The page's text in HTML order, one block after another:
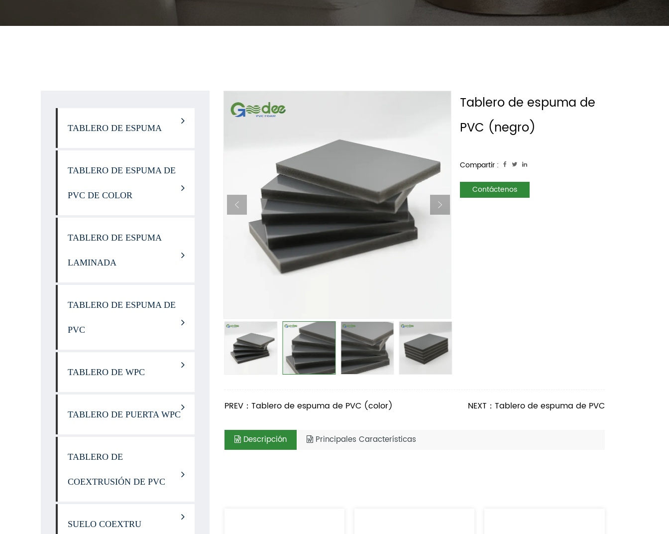
TABLERO DE ESPUMA
TABLERO DE ESPUMA DE
PVC DE COLOR
TABLERO DE ESPUMA
LAMINADA
TABLERO DE ESPUMA DE
PVC
TABLERO DE WPC
TABLERO DE PUERTA WPC
TABLERO DE
COEXTRUSIÓN DE PVC
SUELO COEXTRU
Tablero de espuma de
PVC (negro)
Compartir :
Contáctenos
PREV：Tablero de espuma de PVC (color) NEXT：Tablero de espuma de PVC
Descripción Principales Características